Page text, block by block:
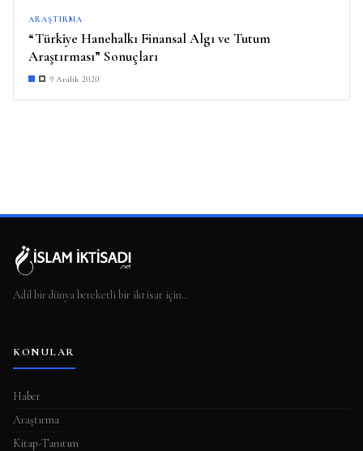
ARAŞTIRMA
“Türkiye Hanehalkı Finansal Algı ve Tutum
Araştırması” Sonuçları
9 Aralık 2020
Adil bir dünya bereketli bir iktisat için…
KONULAR
Haber
Araştırma
Kitap-Tanıtım